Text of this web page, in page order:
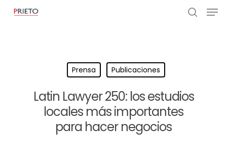
Prensa Publicaciones
Latin Lawyer 250: los estudios
locales más importantes
para hacer negocios